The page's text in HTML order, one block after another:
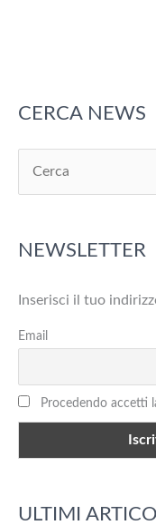
CERCA NEWS
e
c
:
NEWSLETTER
Inserisci il tuo
Email
Procedendo accetti
ULTIMI